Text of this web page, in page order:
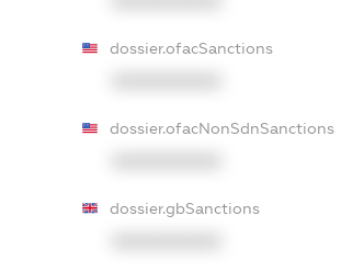
dossier.ofacSanctions
dossier.ofacNonSdnSanctions
dossier.gbSanctions